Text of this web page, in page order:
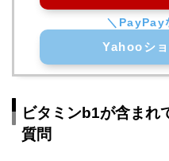
Yahooシ
ビタミンb1が含まれ
質問